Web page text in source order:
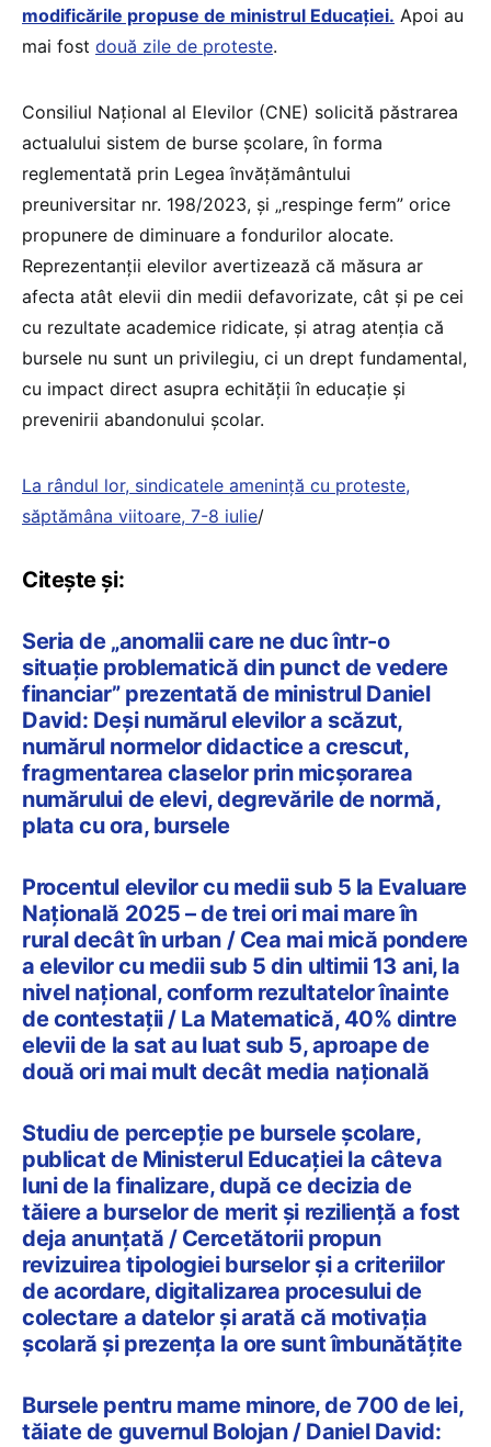
modificările propuse de ministrul Educației. Apoi au
mai fost două zile de proteste.
Consiliul Național al Elevilor (CNE) solicită păstrarea
actualului sistem de burse școlare, în forma
reglementată prin Legea învățământului
preuniversitar nr. 198/2023, și „respinge ferm” orice
propunere de diminuare a fondurilor alocate.
Reprezentanții elevilor avertizează că măsura ar
afecta atât elevii din medii defavorizate, cât și pe cei
cu rezultate academice ridicate, și atrag atenția că
bursele nu sunt un privilegiu, ci un drept fundamental,
cu impact direct asupra echității în educație și
prevenirii abandonului școlar.
La rândul lor, sindicatele amenință cu proteste,
săptămâna viitoare, 7-8 iulie/
Citește și:
Seria de „anomalii care ne duc într-o
situație problematică din punct de vedere
financiar” prezentată de ministrul Daniel
David: Deși numărul elevilor a scăzut,
numărul normelor didactice a crescut,
fragmentarea claselor prin micșorarea
numărului de elevi, degrevările de normă,
plata cu ora, bursele
Procentul elevilor cu medii sub 5 la Evaluare
Națională 2025 – de trei ori mai mare în
rural decât în urban / Cea mai mică pondere
a elevilor cu medii sub 5 din ultimii 13 ani, la
nivel național, conform rezultatelor înainte
de contestații / La Matematică, 40% dintre
elevii de la sat au luat sub 5, aproape de
două ori mai mult decât media națională
Studiu de percepție pe bursele școlare,
publicat de Ministerul Educației la câteva
luni de la finalizare, după ce decizia de
tăiere a burselor de merit și reziliență a fost
deja anunțată / Cercetătorii propun
revizuirea tipologiei burselor și a criteriilor
de acordare, digitalizarea procesului de
colectare a datelor și arată că motivația
școlară și prezența la ore sunt îmbunătățite
Bursele pentru mame minore, de 700 de lei,
tăiate de guvernul Bolojan / Daniel David: